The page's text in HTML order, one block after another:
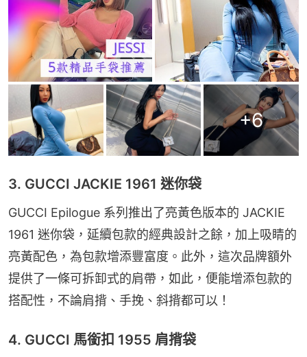
+6
3. GUCCI JACKIE 1961 迷你袋
GUCCI Epilogue 系列推出了亮黃色版本的 JACKIE
1961 迷你袋，延續包款的經典設計之餘，加上吸睛的
亮黃配色，為包款增添豐富度。此外，這次品牌額外
提供了一條可拆卸式的肩帶，如此，便能增添包款的
搭配性，不論肩揹、手挽、斜揹都可以！
4. GUCCI 馬銜扣 1955 肩揹袋